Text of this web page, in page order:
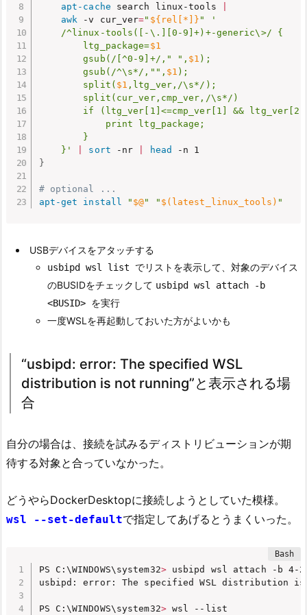
apt-cache search linux-tools
awk -v cur_ver=" ${rel[*]} "
'
    /^linux-tools([-\.][0-9]+)+-generic\>/ {
        ltg_package=
$1
        gsub(/[^0-9]+/," ",
$1 );
        gsub(/^\s*/,"",
$1 );
        split(
$1 ,ltg_ver,/\s*/);
        split(cur_ver,cmp_ver,/\s*/)
if (ltg_ver[1]<=cmp_ver[1] &&
            print ltg_package;
        }
    }'
sort -nr head
}
# optional ...
apt-get
install " $@" " $( latest_linux_tools ) "
USBデバイスをアタッチする
usbipd wsl list でリストを表示して、対象のデバイス
のBUSIDをチェックして usbipd wsl attach -b
<BUSID> を実行
一度WSLを再起動しておいた方がよいかも
“usbipd: error: The specified WSL
distribution is not running”と表示される場
合
自分の場合は、接続を試みるディストリビューションが期
待する対象と合っていなかった。
どうやらDockerDesktopに接続しようとしていた模様。
wsl --set-defaultで指定してあげるとうまくいった。
PS C:\WINDOWS\system32> usbipd wsl attach -b 4-2
usbipd: error: The specified WSL distribution
PS C:\WINDOWS\system32> wsl --list